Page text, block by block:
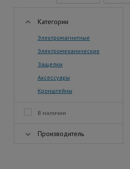
Категории
Электромагнитные
Электромеханические
Защелки
Аксессуары
Кронштейны
В наличии
Производитель